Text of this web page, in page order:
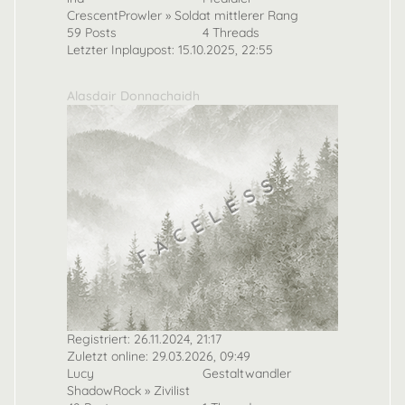
CrescentProwler » Soldat mittlerer Rang
59 Posts
4 Threads
Letzter Inplaypost: 15.10.2025, 22:55
Alasdair Donnachaidh
Registriert: 26.11.2024, 21:17
Zuletzt online: 29.03.2026, 09:49
Lucy
Gestaltwandler
ShadowRock » Zivilist